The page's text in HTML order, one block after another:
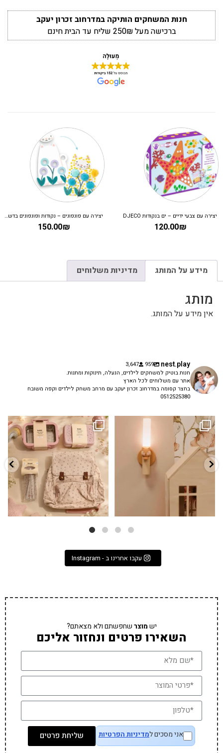
חנות המשחקים הותיקה במדרחוב זכרון יעקב
ברכישה מעל 250₪ שליח עד הבית חינם
יצירה עם צבעי ידיים – ים בנקודות DJECO
120.00₪
יצירה עם פונפונים – נקודות ופונפונים בדשא DJECO
150.00₪
מידע על המותג מדיניות משלוחים
מותג
אין מידע על המותג.
nest.play
959
3,647
חנות בוטיק למשחקים לילדים, הנעלה, תינוקות ומתנות.
אתר עם משלוחים לכל הארץ
בחצר קסומה במדרחוב זכרון יעקב עם מרחב משחק לילדים וקפה משובח
0512525380
✨ חוזרים למסגרת בסטייל! ✨
הקולקציה החדשה...
9 4
גם פריט עיצובי לחדר, גם מנורת לילה
...
3 0
עקבו אחרינו ב - Instagram
ישמוצרשחפשתם ולא מצאתם?
השאירו פרטים ונחזור אליכם
אני מסכים למדיניות הפרטיות שליחת פרטים